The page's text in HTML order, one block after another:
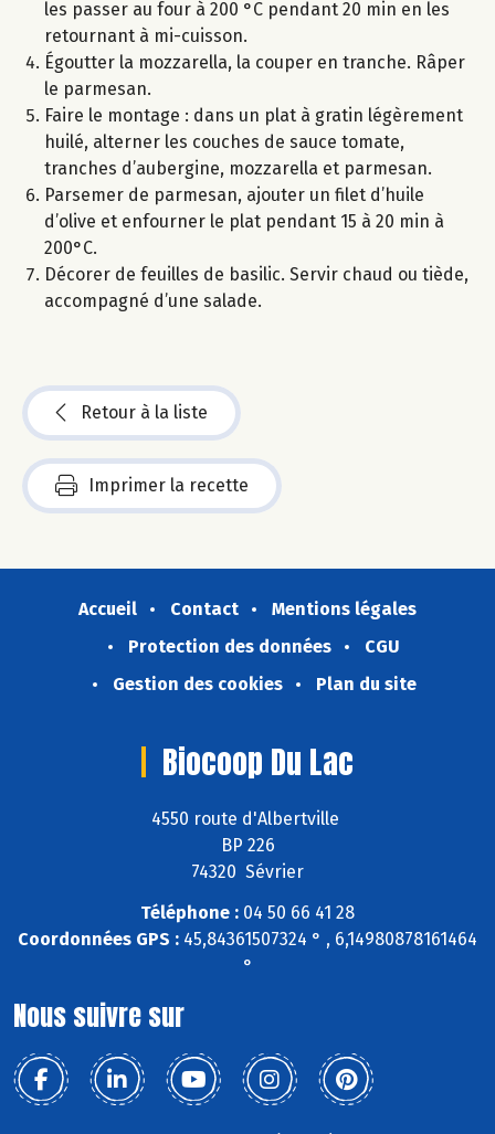
les passer au four à 200 °C pendant 20 min en les
retournant à mi-cuisson.
Égoutter la mozzarella, la couper en tranche. Râper
le parmesan.
Faire le montage : dans un plat à gratin légèrement
huilé, alterner les couches de sauce tomate,
tranches d’aubergine, mozzarella et parmesan.
Parsemer de parmesan, ajouter un filet d’huile
d’olive et enfourner le plat pendant 15 à 20 min à
200°C.
Décorer de feuilles de basilic. Servir chaud ou tiède,
accompagné d’une salade.
Retour à la liste
Imprimer la recette
Accueil Contact
Mentions légales
Protection des données
CGU
Gestion des cookies
Plan du site
Biocoop Du Lac
4550 route d'Albertville
BP 226
74320 Sévrier
Téléphone : 04 50 66 41 28
Coordonnées GPS : 45,84361507324 ° , 6,14980878161464
°
Nous suivre sur